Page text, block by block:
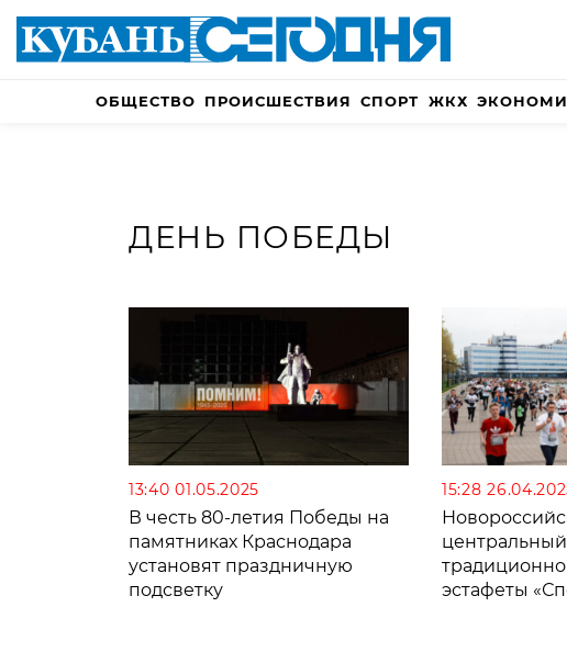
ОБЩЕСТВО ПРОИСШЕСТВИЯ СПОРТ ЖКХ
ДЕНЬ ПОБЕДЫ
13:40 01.05.2025
В честь 80-летия Победы на
памятниках Краснодара
установят праздничную
подсветку
15:28
центральный
эстафеты